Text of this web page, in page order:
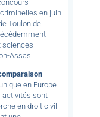
en juin
Toulon de
sciences
Assas.
en Europe.
activités sont
en droit civil